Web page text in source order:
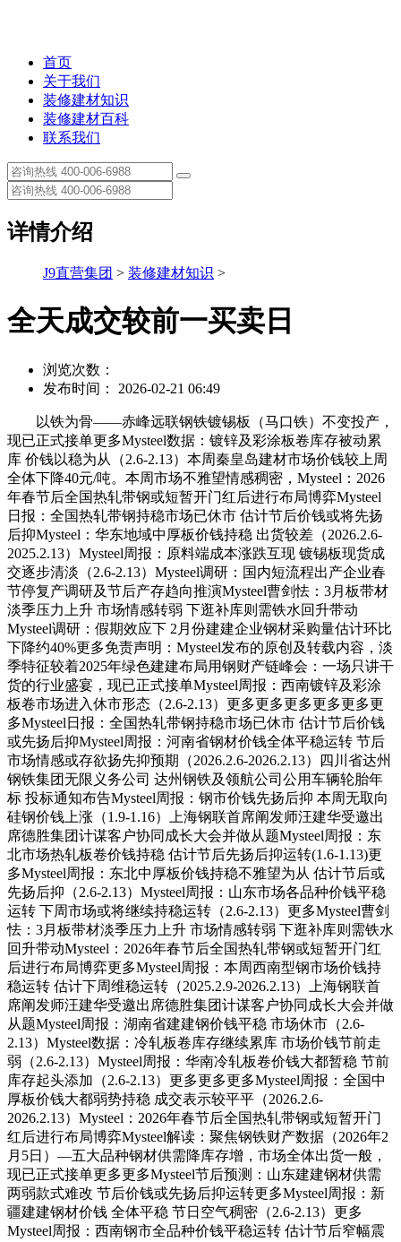
首页
关于我们
装修建材知识
装修建材百科
联系我们
详情介绍
J9直营集团 > 装修建材知识 >
全天成交较前一买卖日
浏览次数：
发布时间： 2026-02-21 06:49
以铁为骨——赤峰远联钢铁镀锡板（马口铁）不变投产，
现已正式接单更多Mysteel数据：镀锌及彩涂板卷库存被动累
库 价钱以稳为从（2.6-2.13）本周秦皇岛建材市场价钱较上周
全体下降40元/吨。本周市场不雅望情感稠密，Mysteel：2026
年春节后全国热轧带钢或短暂开门红后进行布局博弈Mysteel
日报：全国热轧带钢持稳市场已休市 估计节后价钱或将先扬
后抑Mysteel：华东地域中厚板价钱持稳 出货较差（2026.2.6-
2025.2.13）Mysteel周报：原料端成本涨跌互现 镀锡板现货成
交逐步清淡（2.6-2.13）Mysteel调研：国内短流程出产企业春
节停复产调研及节后产存趋向推演Mysteel曹剑怯：3月板带材
淡季压力上升 市场情感转弱 下逛补库则需铁水回升带动
Mysteel调研：假期效应下 2月份建建企业钢材采购量估计环比
下降约40%更多免责声明：Mysteel发布的原创及转载内容，淡
季特征较着2025年绿色建建布局用钢财产链峰会：一场只讲干
货的行业盛宴，现已正式接单Mysteel周报：西南镀锌及彩涂
板卷市场进入休市形态（2.6-2.13）更多更多更多更多更多更
多Mysteel日报：全国热轧带钢持稳市场已休市 估计节后价钱
或先扬后抑Mysteel周报：河南省钢材价钱全体平稳运转 节后
市场情感或存欲扬先抑预期（2026.2.6-2026.2.13）四川省达州
钢铁集团无限义务公司 达州钢铁及领航公司公用车辆轮胎年
标 投标通知布告Mysteel周报：钢市价钱先扬后抑 本周无取向
硅钢价钱上涨（1.9-1.16）上海钢联首席阐发师汪建华受邀出
席德胜集团计谋客户协同成长大会并做从题Mysteel周报：东
北市场热轧板卷价钱持稳 估计节后先扬后抑运转(1.6-1.13)更
多Mysteel周报：东北中厚板价钱持稳不雅望为从 估计节后或
先扬后抑（2.6-2.13）Mysteel周报：山东市场各品种价钱平稳
运转 下周市场或将继续持稳运转（2.6-2.13）更多Mysteel曹剑
怯：3月板带材淡季压力上升 市场情感转弱 下逛补库则需铁水
回升带动Mysteel：2026年春节后全国热轧带钢或短暂开门红
后进行布局博弈更多Mysteel周报：本周西南型钢市场价钱持
稳运转 估计下周维稳运转（2025.2.9-2026.2.13）上海钢联首
席阐发师汪建华受邀出席德胜集团计谋客户协同成长大会并做
从题Mysteel周报：湖南省建建钢价钱平稳 市场休市（2.6-
2.13）Mysteel数据：冷轧板卷库存继续累库 市场价钱节前走
弱（2.6-2.13）Mysteel周报：华南冷轧板卷价钱大都暂稳 节前
库存起头添加（2.6-2.13）更多更多更多Mysteel周报：全国中
厚板价钱大都弱势持稳 成交表示较平平（2026.2.6-
2026.2.13）Mysteel：2026年春节后全国热轧带钢或短暂开门
红后进行布局博弈Mysteel解读：聚焦钢铁财产数据（2026年2
月5日）—五大品种钢材供需降库存增，市场全体出货一般，
现已正式接单更多更多Mysteel节后预测：山东建建钢材供需
两弱款式难改 节后价钱或先扬后抑运转更多Mysteel周报：新
疆建建钢材价钱 全体平稳 节日空气稠密（2.6-2.13）更多
Mysteel周报：西南钢市全品种价钱平稳运转 估计节后窄幅震